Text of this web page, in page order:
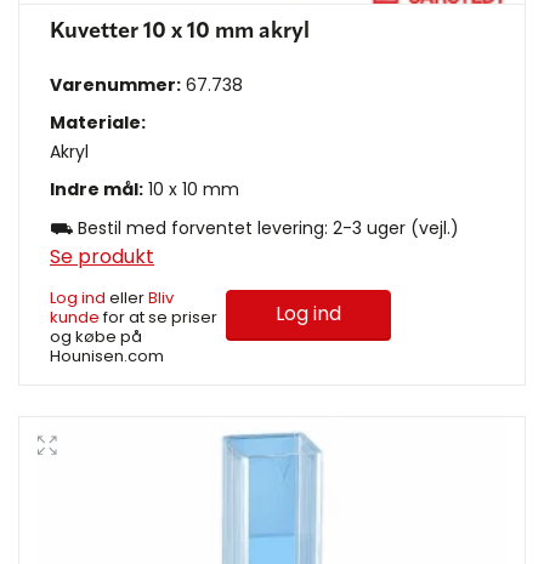
Kuvetter 10 x 10 mm akryl
Varenummer: 67.738
Materiale:
Akryl
Indre mål: 10 x 10 mm
⛟ Bestil med forventet levering: 2-3 uger (vejl.)
Se produkt
Log ind ellerBliv
kundefor at se priser
og købe på
Hounisen.com
Log ind